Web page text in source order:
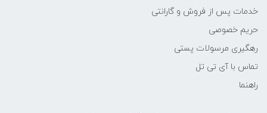
خدمات پس از فروش و گارانتی
حریم خصوصی
رهگیری مرسولات پستی
تماس با آی تی تل
راهنما